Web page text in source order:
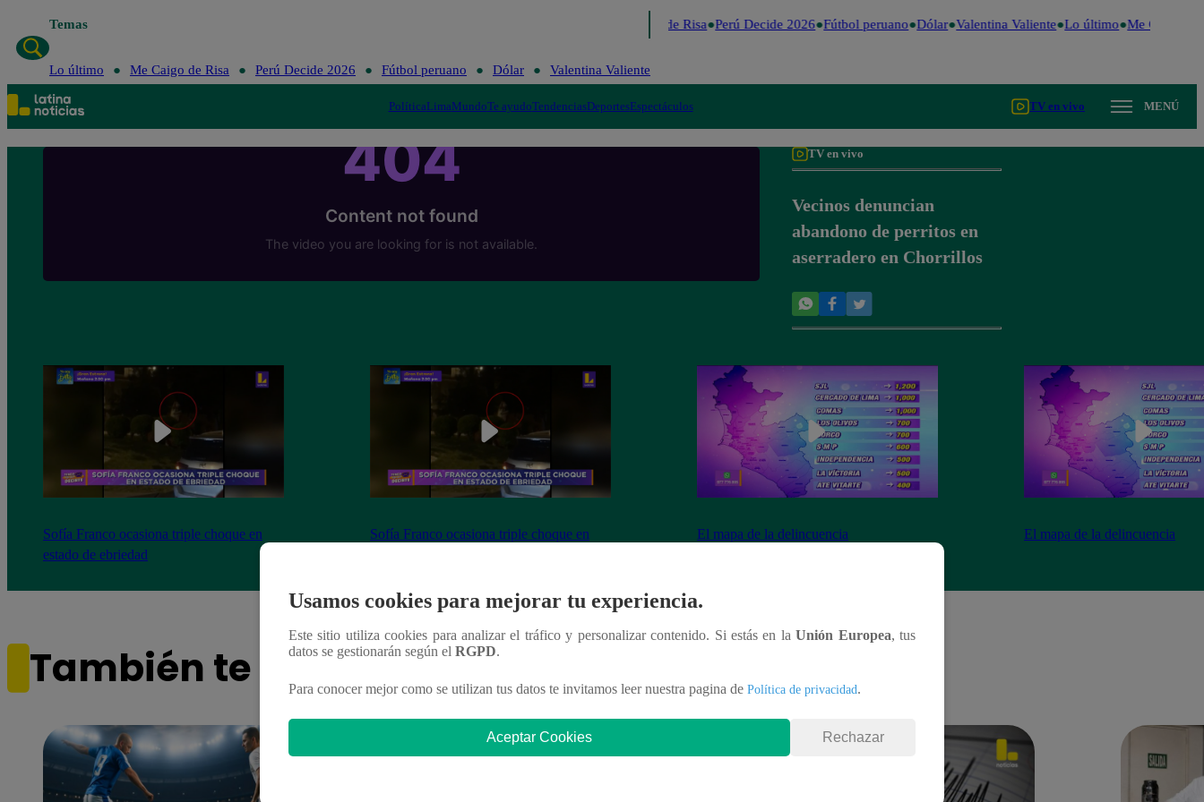
Temas Me Caigo de Risa Perú Decide 2026 Fútbol peruano Dólar Valentina Valiente Lo último Me Caigo de
Lo último Me Caigo de Risa Perú Decide 2026 Fútbol peruano Dólar Valentina Valiente
PolíticaLimaMundoTe ayudoTendenciasDeportesEspectáculos TV en vivo MENÚ
TV en vivo
Vecinos denuncian
abandono de perritos en
aserradero en Chorrillos
Sofía Franco ocasiona triple choque en
estado de ebriedad
Sofía Franco ocasiona triple choque en
El mapa de la delincuencia El mapa de la delincuencia
También te puede interesar
Usamos cookies para mejorar tu experiencia.
Este sitio utiliza cookies para analizar el tráfico y personalizar contenido. Si estás en laUnión Europea, tus
datos se gestionarán según el RGPD.
Para conocer mejor como se utilizan tus datos te invitamos leer nuestra pagina de Política de privacidad.
Aceptar Cookies Rechazar